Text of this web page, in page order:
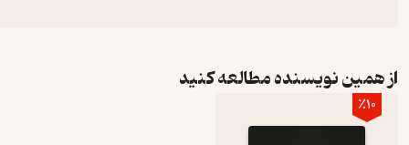
از همین نویسنده مطالعه کنید
٪10